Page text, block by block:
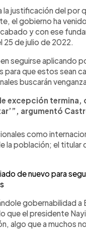
la justificación del por
el gobierno ha
y con ese
25 de julio de 2022.
seguirse aplicando
para que estos sean
buscarán
excepción termina,
argumentó
como
la población; el titular
de nuevo para
gobernabilidad a
el presidente
algo que a muchos